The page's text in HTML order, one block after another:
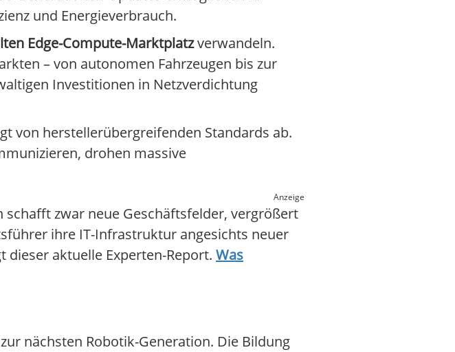
und Energieverbrauch.
Edge-Compute-Marktplatzverwandeln.
– von autonomen Fahrzeugen bis zur
Investitionen in Netzverdichtung
von herstellerübergreifenden Standards ab.
drohen massive
Anzeige
zwar neue Geschäftsfelder, vergrößert
ihre IT-Infrastruktur angesichts neuer
dieser aktuelle Experten-Report. Was
nächsten Robotik-Generation. Die Bildung